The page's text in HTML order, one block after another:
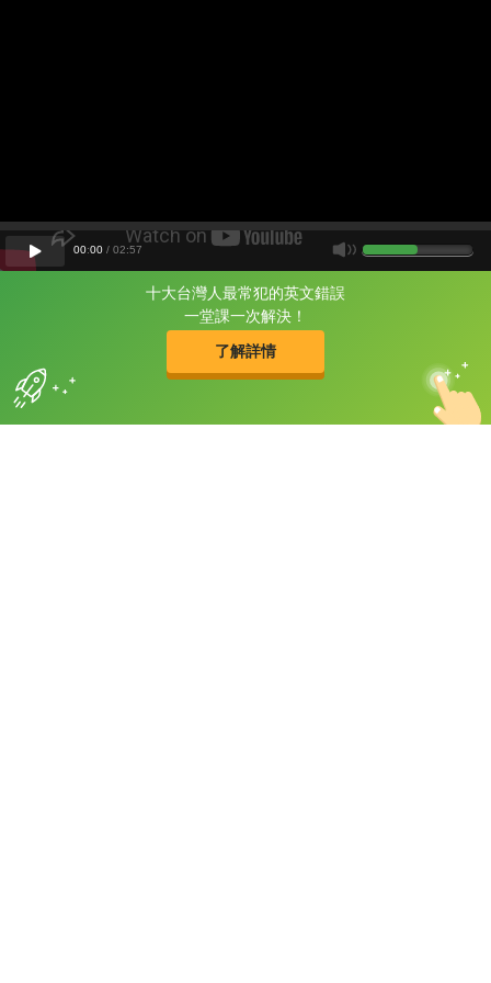
十大台灣人最常犯的英文錯誤
一堂課一次解決！
了解詳情
片尾有
攻其不背
的品牌故事
00:00 / 02:57